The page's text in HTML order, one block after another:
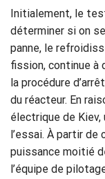
Initialement, le
déterminer si on
panne, le
fission, continue à
la procédure
du réacteur. En
électrique de
l’essai. À partir
puissance moitié
l’équipe de